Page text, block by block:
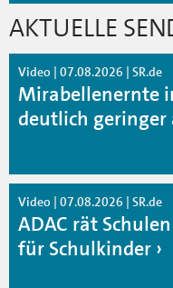
AKTUELLE
Video | 07.08.2026 | SR.de
Mirabellenernte
deutlich geringer
Video | 07.08.2026 | SR.de
ADAC rät
für Schulkinder